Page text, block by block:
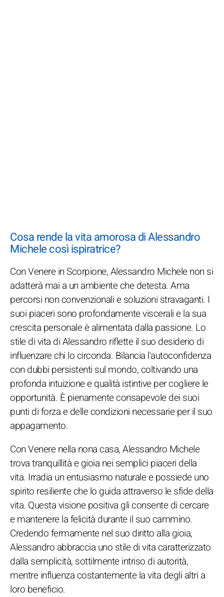
Cosa rende la vita amorosa di Alessandro
Michele così ispiratrice?
Con Venere in Scorpione, Alessandro Michele non si
adatterà mai a un ambiente che detesta. Ama
percorsi non convenzionali e soluzioni stravaganti. I
suoi piaceri sono profondamente viscerali e la sua
crescita personale è alimentata dalla passione. Lo
stile di vita di Alessandro riflette il suo desiderio di
influenzare chi lo circonda. Bilancia l'autoconfidenza
con dubbi persistenti sul mondo, coltivando una
profonda intuizione e qualità istintive per cogliere le
opportunità. È pienamente consapevole dei suoi
punti di forza e delle condizioni necessarie per il suo
appagamento.
Con Venere nella nona casa, Alessandro Michele
trova tranquillità e gioia nei semplici piaceri della
vita. Irradia un entusiasmo naturale e possiede uno
spirito resiliente che lo guida attraverso le sfide della
vita. Questa visione positiva gli consente di cercare
e mantenere la felicità durante il suo cammino.
Credendo fermamente nel suo diritto alla gioia,
Alessandro abbraccia uno stile di vita caratterizzato
dalla semplicità, sottilmente intriso di autorità,
mentre influenza costantemente la vita degli altri a
loro beneficio.